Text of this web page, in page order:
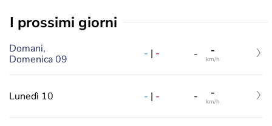
i prossimi giorni
Domani,
Domenica 09
- | - - -
km/h
Lunedì 10 - | - - -
km/h